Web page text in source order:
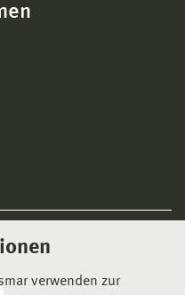
verwenden zur